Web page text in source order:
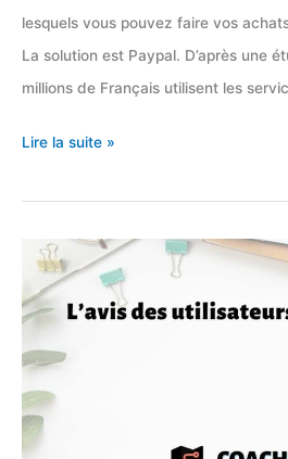
lesquels vous pouvez faire vos
La solution est Paypal. D’après une
millions de Français utilisent les
TOP
des
sites
commerce
l’on
peut
payer
Lire la suite »